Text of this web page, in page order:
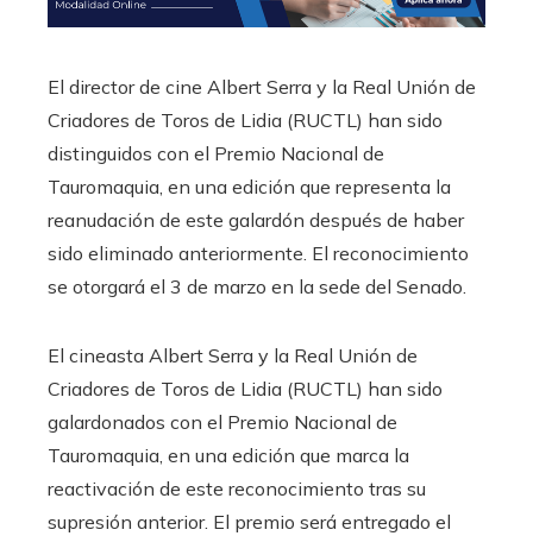
El director de cine Albert Serra y la Real Unión de
Criadores de Toros de Lidia (RUCTL) han sido
distinguidos con el Premio Nacional de
Tauromaquia, en una edición que representa la
reanudación de este galardón después de haber
sido eliminado anteriormente. El reconocimiento
se otorgará el 3 de marzo en la sede del Senado.
El cineasta Albert Serra y la Real Unión de
Criadores de Toros de Lidia (RUCTL) han sido
galardonados con el Premio Nacional de
Tauromaquia, en una edición que marca la
reactivación de este reconocimiento tras su
supresión anterior. El premio será entregado el